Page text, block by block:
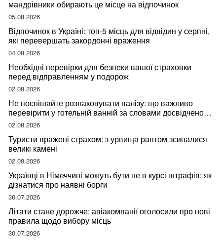
мандрівники обирають це місце на відпочинок
05.08.2026
Відпочинок в Україні: топ-5 місць для відвідин у серпні,
які перевершать закордонні враження
04.08.2026
Необхідні перевірки для безпеки вашої страховки
перед відправленням у подорож
02.08.2026
Не поспішайте розпаковувати валізу: що важливо
перевірити у готельній ванній за словами досвідченої
мандрівниці
02.08.2026
Туристи вражені страхом: з урвища раптом зсипалися
великі камені
02.08.2026
Українці в Німеччині можуть бути не в курсі штрафів: як
дізнатися про наявні борги
30.07.2026
Літати стане дорожче: авіакомпанії оголосили про нові
правила щодо вибору місць
30.07.2026